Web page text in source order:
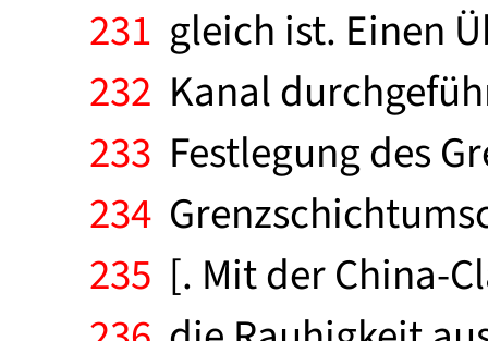
231 gleich ist. Einen
232 Kanal
233 Festlegung des
234
235 [. Mit der China-